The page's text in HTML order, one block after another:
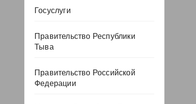
Госуслуги
Правительство Республики
Тыва
Правительство Российской
Федерации